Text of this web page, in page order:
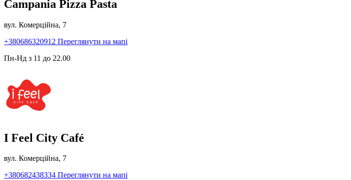
Campania Pizza Pasta
вул. Комерційна, 7
+380686320912 Переглянути на мапі
Пн-Нд з 11 до 22.00
I Feel City Café
вул. Комерційна, 7
+380682438334 Переглянути на мапі